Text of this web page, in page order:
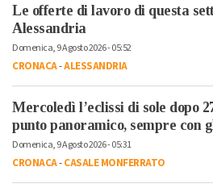
Le offerte di lavoro di questa
Alessandria
Domenica, 9 Agosto 2026 - 05:52
CRONACA-ALESSANDRIA
Mercoledì l’eclissi di sole dopo
punto panoramico, sempre con
Domenica, 9 Agosto 2026 - 05:31
CRONACA-CASALE MONFERRATO